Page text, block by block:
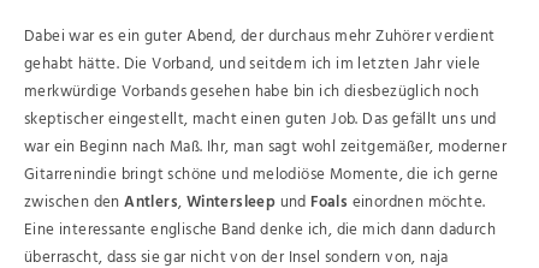
Dabei war es ein guter Abend, der durchaus mehr Zuhörer verdient
gehabt hätte. Die Vorband, und seitdem ich im letzten Jahr viele
merkwürdige Vorbands gesehen habe bin ich diesbezüglich noch
skeptischer eingestellt, macht einen guten Job. Das gefällt uns und
war ein Beginn nach Maß. Ihr, man sagt wohl zeitgemäßer, moderner
Gitarrenindie bringt schöne und melodiöse Momente, die ich gerne
zwischen denAntlers,Wintersleep und Foals einordnen möchte.
Eine interessante englische Band denke ich, die mich dann dadurch
überrascht, dass sie gar nicht von der Insel sondern von, naja